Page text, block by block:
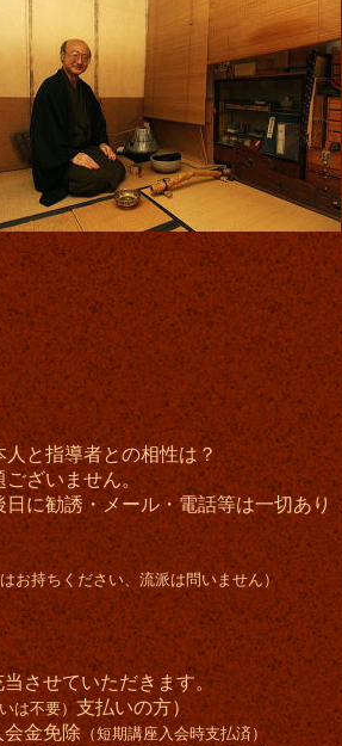
と指導者との相性は？
ざいません。
に勧誘・メール・電話等は一切あり
お持ちください、流派は問いません）
させていただきます。
は不要） 支払いの方）
金免除（短期講座入会時支払済）